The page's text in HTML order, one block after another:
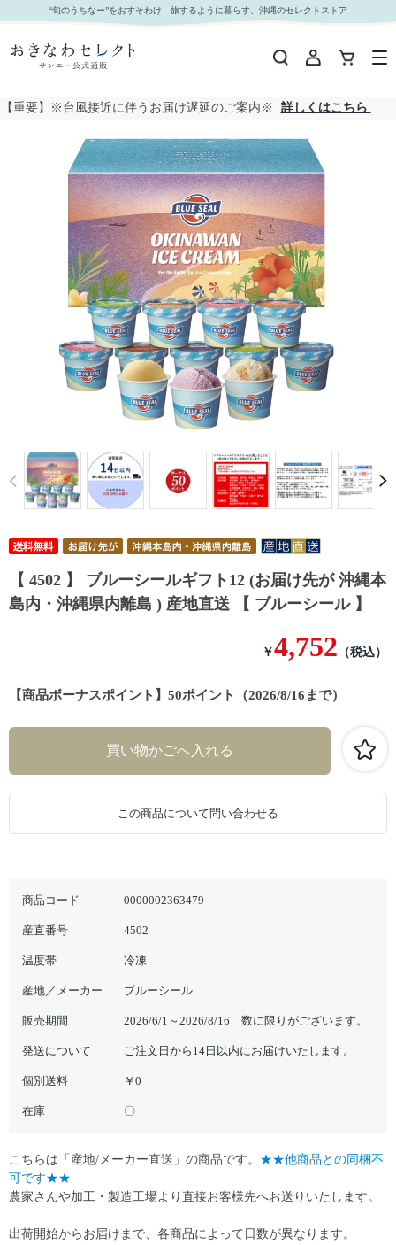
【 4502 】 ブルーシールギフト12 (お届け先が 沖縄本島内・沖縄県内離島 ) 産地直送 【 ブルー
シール 】｜おきなわセレクト サンエー公式通販
“旬のうちなー”をおすそわけ 旅するように暮らす、沖縄のセレクトストア
【重要】※台風接近に伴うお届け遅延のご案内※ 詳しくはこちら
Prev
【 4502 】 ブルーシールギフト12 (お届け先が 沖縄本
島内・沖縄県内離島 ) 産地直送 【 ブルーシール 】
【商品ボーナスポイント】50ポイント（2026/8/16まで）
￥4,752 （税込）
商品コード 0000002363479
産直番号 4502
温度帯 冷凍
産地／メーカー ブルーシール
販売期間 2026/6/1～2026/8/16 数に限りがございます。
発送について ご注文日から14日以内にお届けいたします。
個別送料 ￥0
在庫 〇
この商品について問い合わせる
こちらは「産地/メーカー直送」の商品です。 ★★他商品との同梱不
可です★★
農家さんや加工・製造工場より直接お客様先へお送りいたします。
出荷開始からお届けまで、各商品によって日数が異なります。